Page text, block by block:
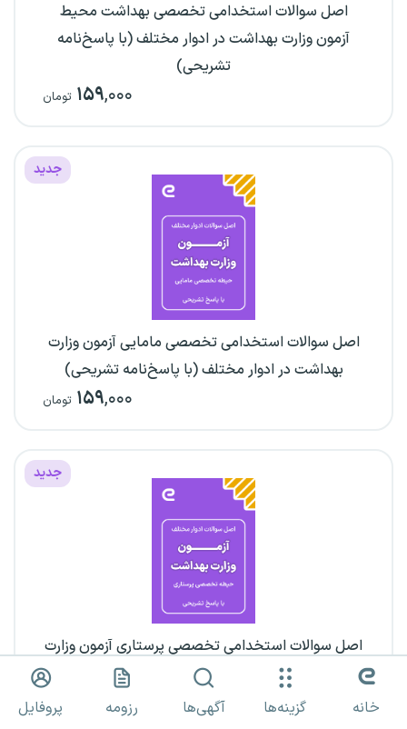
اصل سوالات استخدامی تخصصی بهداشت محیط
آزمون وزارت بهداشت در ادوار مختلف (با پاسخ‌نامه
تشریحی)
۱۵۹,۰۰۰ تومان
جدید
اصل سوالات استخدامی تخصصی مامایی آزمون وزارت
بهداشت در ادوار مختلف (با پاسخ‌نامه تشریحی)
۱۵۹,۰۰۰ تومان
جدید
اصل سوالات استخدامی تخصصی پرستاری آزمون وزارت
بهداشت در ادوار مختلف (با پاسخ‌نامه تشریحی)
,۰۰۰ تومان خانه گزینه‌ها آگهی‌ها رزومه پروفایل